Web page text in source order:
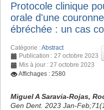
Protocole clinique
orale d'une
ébréchée : un cas
Catégorie :Abstract
Publication : 27 octobre 2023
Mis à jour : 27 octobre 2023
Affichages : 2580
Miguel A Saravia-Rojas,
Gen Dent. 2023 Jan-